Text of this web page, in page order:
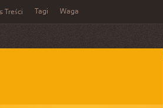
Treści Tagi Waga